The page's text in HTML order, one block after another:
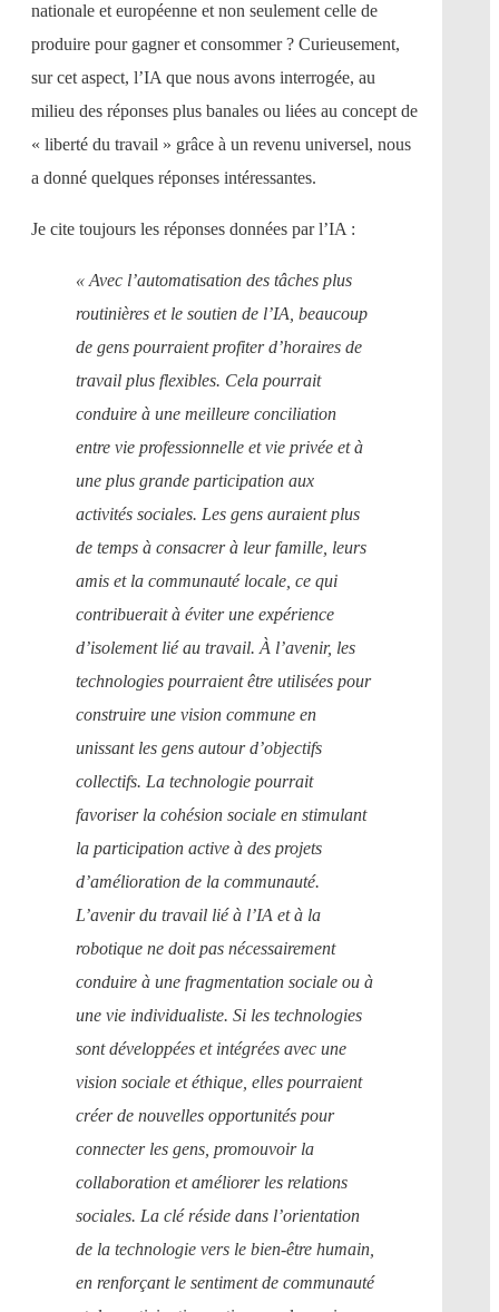
nationale et européenne et non seulement celle de
produire pour gagner et consommer ? Curieusement,
sur cet aspect, l’IA que nous avons interrogée, au
milieu des réponses plus banales ou liées au concept de
« liberté du travail » grâce à un revenu universel, nous
a donné quelques réponses intéressantes.
Je cite toujours les réponses données par l’IA :
« Avec l’automatisation des tâches plus
routinières et le soutien de l’IA, beaucoup
de gens pourraient profiter d’horaires de
travail plus flexibles. Cela pourrait
conduire à une meilleure conciliation
entre vie professionnelle et vie privée et à
une plus grande participation aux
activités sociales. Les gens auraient plus
de temps à consacrer à leur famille, leurs
amis et la communauté locale, ce qui
contribuerait à éviter une expérience
d’isolement lié au travail. À l’avenir, les
technologies pourraient être utilisées pour
construire une vision commune en
unissant les gens autour d’objectifs
collectifs. La technologie pourrait
favoriser la cohésion sociale en stimulant
la participation active à des projets
d’amélioration de la communauté.
L’avenir du travail lié à l’IA et à la
robotique ne doit pas nécessairement
conduire à une fragmentation sociale ou à
une vie individualiste. Si les technologies
sont développées et intégrées avec une
vision sociale et éthique, elles pourraient
créer de nouvelles opportunités pour
connecter les gens, promouvoir la
collaboration et améliorer les relations
sociales. La clé réside dans l’orientation
de la technologie vers le bien-être humain,
en renforçant le sentiment de communauté